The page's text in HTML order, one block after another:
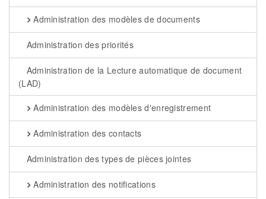
Administration des modèles de documents
Administration des priorités
Administration de la Lecture automatique de document
(LAD)
Administration des modèles d'enregistrement
Administration des contacts
Administration des types de pièces jointes
Administration des notifications